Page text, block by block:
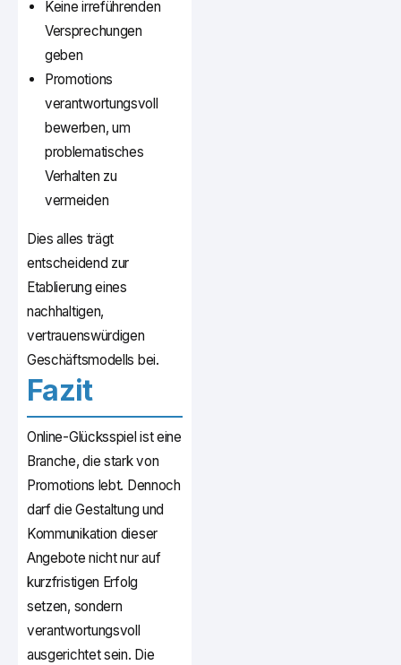
Keine irreführenden
Versprechungen
geben
Promotions
verantwortungsvoll
bewerben, um
problematisches
Verhalten zu
vermeiden
Dies alles trägt
entscheidend zur
Etablierung eines
nachhaltigen,
vertrauenswürdigen
Geschäftsmodells bei.
Fazit
Online-Glücksspiel ist eine
Branche, die stark von
Promotions lebt. Dennoch
darf die Gestaltung und
Kommunikation dieser
Angebote nicht nur auf
kurzfristigen Erfolg
setzen, sondern
verantwortungsvoll
ausgerichtet sein. Die